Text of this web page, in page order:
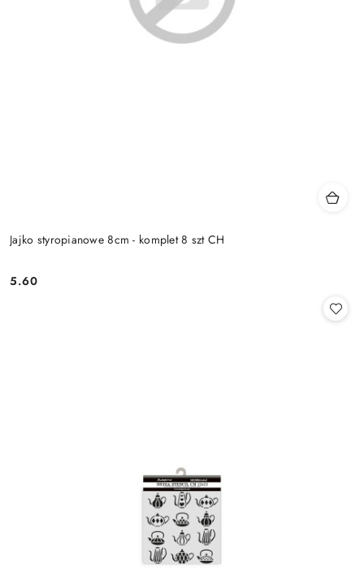
Jajko styropianowe 8cm - komplet 8 szt CH
Cena:
5.60